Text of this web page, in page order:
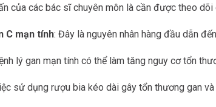
của các bác sĩ chuyên môn là cần được theo
C mạn tính: Đây là nguyên nhân hàng đầu dẫn
lý gan mạn tính có thể làm tăng nguy cơ tổn
sử dụng rượu bia kéo dài gây tổn thương gan